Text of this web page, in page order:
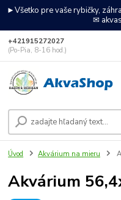
►Všetko pre vaše rybičky,
✉
+421915272027
(Po-Pia, 8-16 hod.)
Úvod Akvárium na mieru
Akvárium